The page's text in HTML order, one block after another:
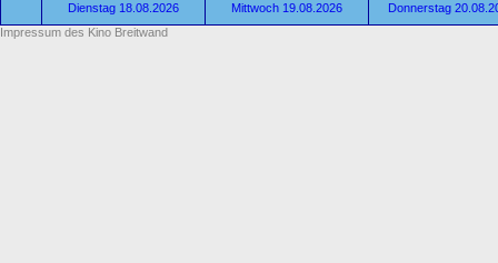
Dienstag 18.08.2026 Mittwoch 19.08.2026
Donnerstag
Impressum des Kino Breitwand